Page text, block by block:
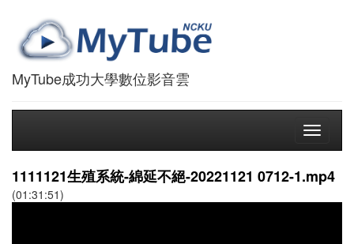
MyTube成功大學數位影音雲
Toggle
1111121生殖系統-綿延不絕-20221121 0712-1.mp4
(01:31:51)